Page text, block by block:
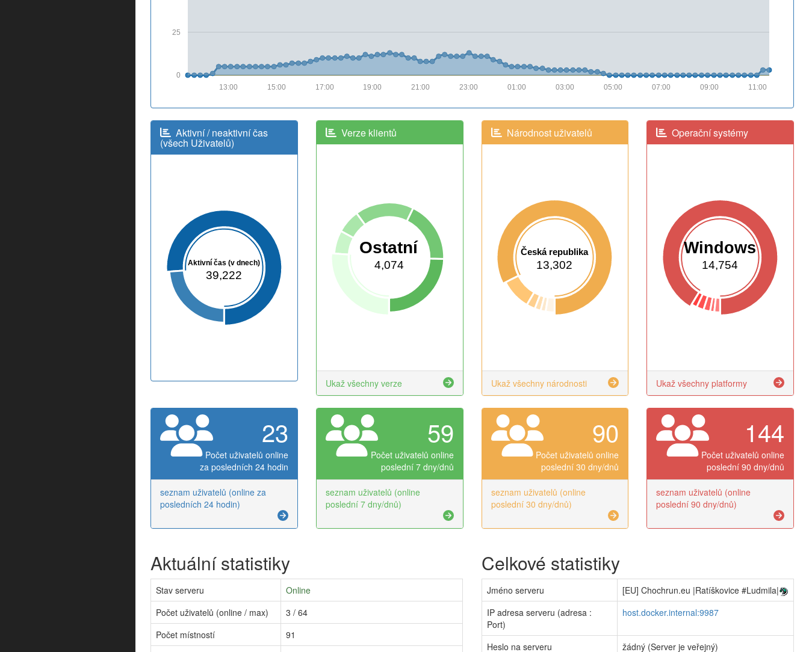
0
25
11:00
09:00
07:00
05:00
03:00
01:00
23:00
21:00
19:00
17:00
15:00
13:00
Aktivní / neaktivní čas
(všech Uživatelů)
Aktivní čas (v dnech)
39,222
Verze klientů
Ostatní
4,074
Ukaž všechny verze
Národnost uživatelů
Česká republika
13,302
Ukaž všechny národnosti
Operační systémy
Windows
14,754
Ukaž všechny platformy
23
Počet uživatelů online
za posledních 24 hodin
seznam uživatelů (online za
posledních 24 hodin)
59
Počet uživatelů online
poslední 7 dny/dnů
seznam uživatelů (online
poslední 7 dny/dnů)
90
Počet uživatelů online
poslední 30 dny/dnů
seznam uživatelů (online
poslední 30 dny/dnů)
144
Počet uživatelů online
poslední 90 dny/dnů
seznam uživatelů (online
poslední 90 dny/dnů)
Aktuální statistiky
Stav serveru
Online
Počet uživatelů (online / max)
3 / 64
Počet místností
91
Celkové statistiky
Jméno serveru
[EU] Chochrun.eu |Ratíškovice #Ludmila|
IP adresa serveru (adresa :
Port)
host.docker.internal:9987
Heslo na serveru žádný (Server je veřejný)